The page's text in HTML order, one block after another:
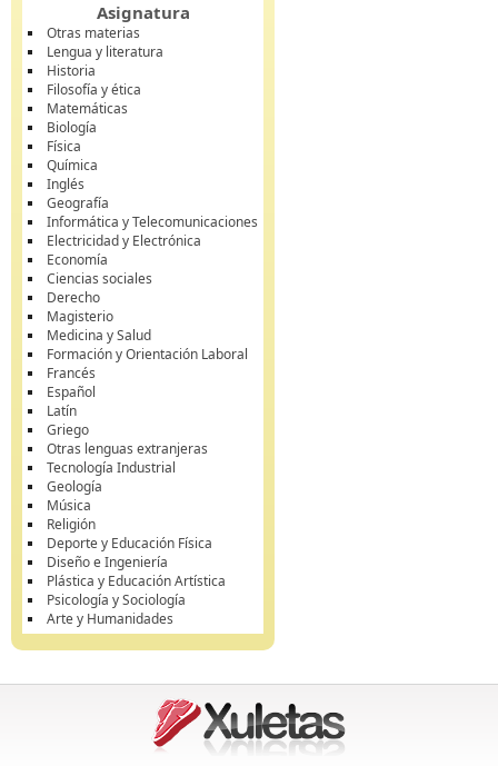
Asignatura
Otras materias
Lengua y literatura
Historia
Filosofía y ética
Matemáticas
Biología
Física
Química
Inglés
Geografía
Informática y Telecomunicaciones
Electricidad y Electrónica
Economía
Ciencias sociales
Derecho
Magisterio
Medicina y Salud
Formación y Orientación Laboral
Francés
Español
Latín
Griego
Otras lenguas extranjeras
Tecnología Industrial
Geología
Música
Religión
Deporte y Educación Física
Diseño e Ingeniería
Plástica y Educación Artística
Psicología y Sociología
Arte y Humanidades